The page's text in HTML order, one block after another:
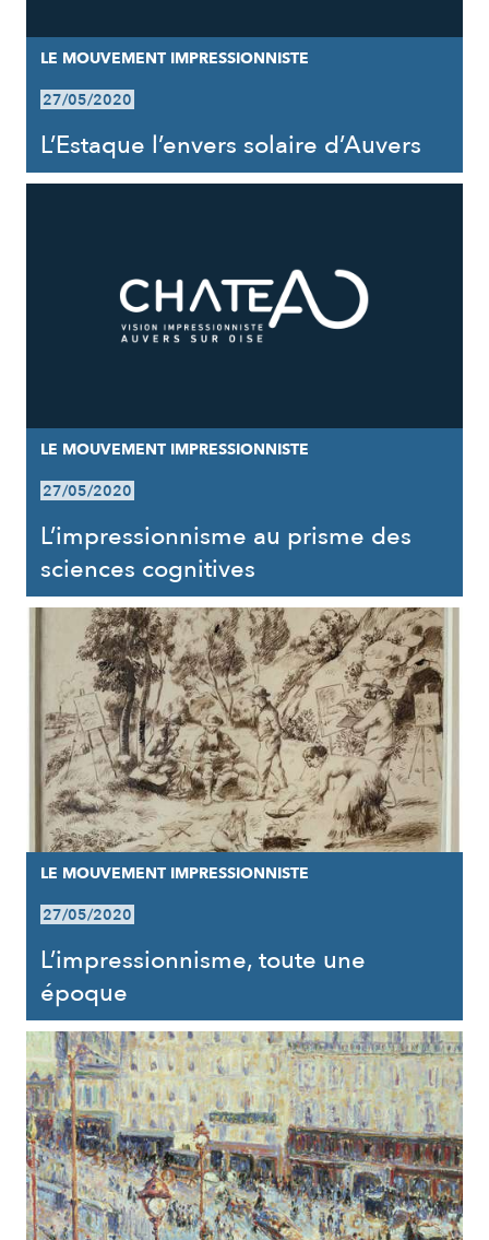
LE MOUVEMENT IMPRESSIONNISTE
27/05/2020
L’Estaque l’envers solaire d’Auvers
LE MOUVEMENT IMPRESSIONNISTE
27/05/2020
L’impressionnisme au prisme des
sciences cognitives
LE MOUVEMENT IMPRESSIONNISTE
27/05/2020
L’impressionnisme, toute une
époque